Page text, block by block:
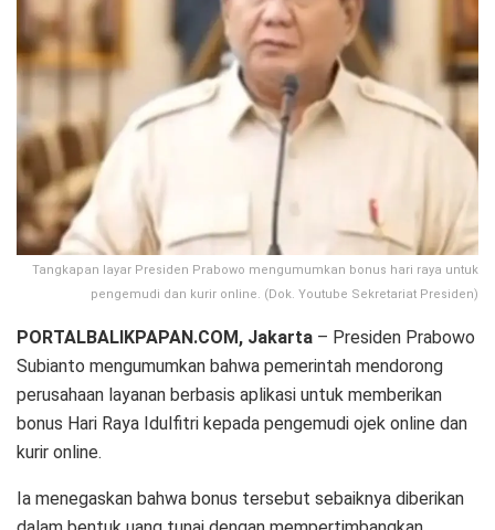
Tangkapan layar Presiden Prabowo mengumumkan bonus hari raya untuk
pengemudi dan kurir online. (Dok. Youtube Sekretariat Presiden)
PORTALBALIKPAPAN.COM, Jakarta – Presiden Prabowo
Subianto mengumumkan bahwa pemerintah mendorong
perusahaan layanan berbasis aplikasi untuk memberikan
bonus Hari Raya Idulfitri kepada pengemudi ojek online dan
kurir online.
Ia menegaskan bahwa bonus tersebut sebaiknya diberikan